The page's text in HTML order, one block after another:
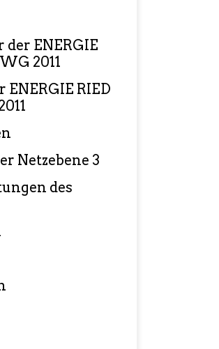
ENERGIE
2011
RIED
Netzebene 3
des